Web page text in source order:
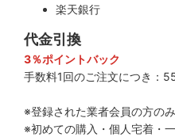
楽天銀行
代金引換
3％ポイントバック
手数料1回のご注文につき：
※登録された業者会員の方のみ
※初めての購入・個人宅着・